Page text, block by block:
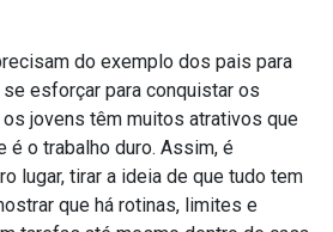
do exemplo dos pais para
esforçar para conquistar os
jovens têm muitos atrativos que
é o trabalho duro. Assim, é
lugar, tirar a ideia de que tudo tem
que há rotinas, limites e